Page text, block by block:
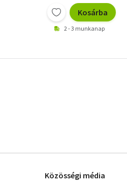
Kosárba
2 - 3 munkanap
Közösségi média